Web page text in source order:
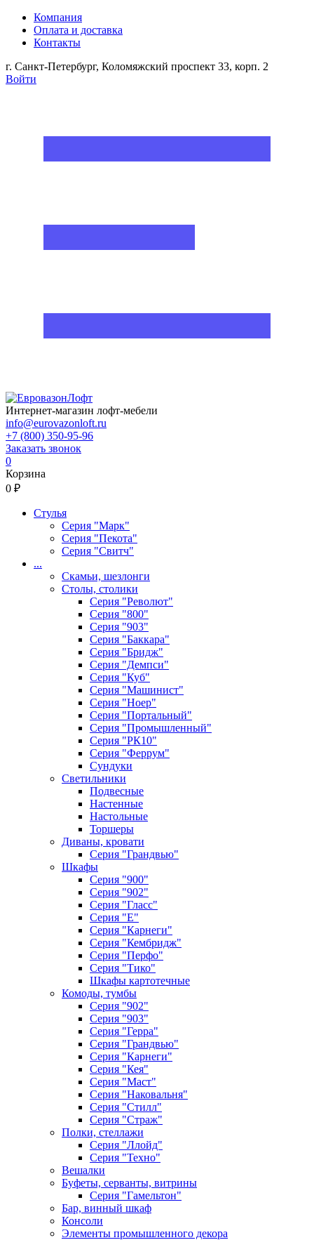
Компания
Оплата и доставка
Контакты
г. Санкт-Петербург, Коломяжский проспект 33, корп. 2
Войти
Интернет-магазин лофт-мебели
info@eurovazonloft.ru
+7 (800) 350-95-96
Заказать звонок
0
Корзина
0 ₽
Стулья
Серия "Марк"
Серия "Пекота"
Серия "Свитч"
...
Скамьи, шезлонги
Столы, столики
Серия "Револют"
Серия "800"
Серия "903"
Серия "Баккара"
Серия "Бридж"
Серия "Демпси"
Серия "Куб"
Серия "Машинист"
Серия "Ноер"
Серия "Портальный"
Серия "Промышленный"
Серия "РК10"
Серия "Феррум"
Сундуки
Светильники
Подвесные
Настенные
Настольные
Торшеры
Диваны, кровати
Серия "Грандвью"
Шкафы
Серия "900"
Серия "902"
Серия "Гласс"
Серия "Е"
Серия "Карнеги"
Серия "Кембридж"
Серия "Перфо"
Серия "Тико"
Шкафы картотечные
Комоды, тумбы
Серия "902"
Серия "903"
Серия "Герра"
Серия "Грандвью"
Серия "Карнеги"
Серия "Кея"
Серия "Маст"
Серия "Наковальня"
Серия "Стилл"
Серия "Страж"
Полки, стеллажи
Серия "Ллойд"
Серия "Техно"
Вешалки
Буфеты, серванты, витрины
Серия "Гамельтон"
Бар, винный шкаф
Консоли
Элементы промышленного декора